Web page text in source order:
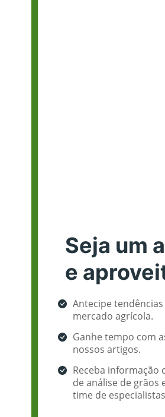
Seja um
e
Antecipe
mercado agrícola.
Ganhe tempo com
nossos artigos.
Receba informação
de análise de grãos
time de